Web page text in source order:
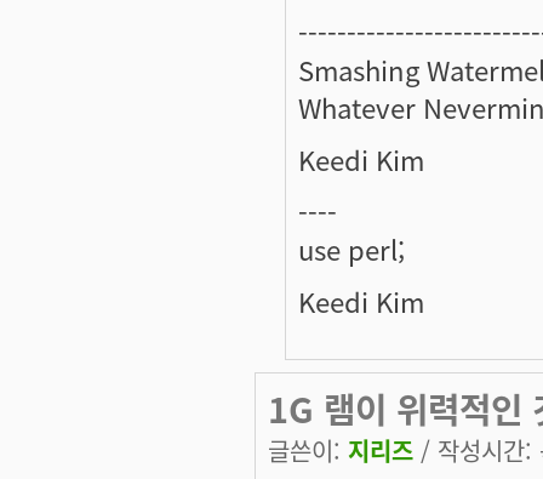
Smashing
Whatever
Keedi Kim
----
use perl;
Keedi Kim
1G 램이 위력적인
글쓴이: 지리즈 / 작성시간